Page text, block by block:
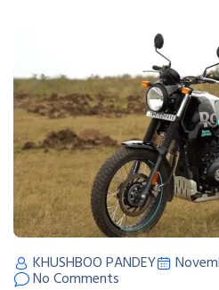
KHUSHBOO PANDEY
No Comments